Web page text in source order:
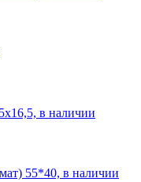
в наличии
55*40, в наличии